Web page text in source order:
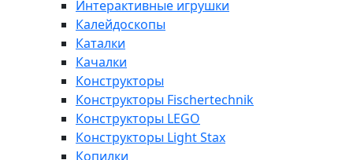
Интерактивные игрушки
Калейдоскопы
Каталки
Качалки
Конструкторы
Конструкторы Fisсhertechnik
Конструкторы LEGO
Конструкторы Light Stax
Копилки